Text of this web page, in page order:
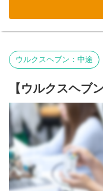
キャラクターデザイン
オブジェクトやアイテ
する作業を行います。
【DTP制作】
ロゴデザイン、パッケー
ウルクスヘブン：中途
【ウルクスヘブ